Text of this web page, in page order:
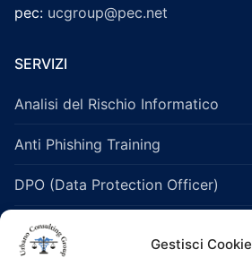
Gestisci Cookie
pec: ucgroup@pec.net
SERVIZI
Analisi del Rischio Informatico
Anti Phishing Training
DPO (Data Protection Officer)
Legislazione Sanitaria e Healthcare